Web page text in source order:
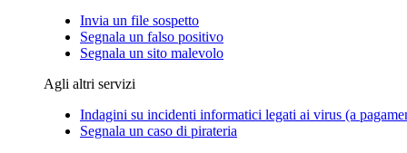
Invia un file sospetto
Segnala un falso positivo
Segnala un sito malevolo
Agli altri servizi
Indagini su incidenti informatici legati ai virus (a
Segnala un caso di pirateria